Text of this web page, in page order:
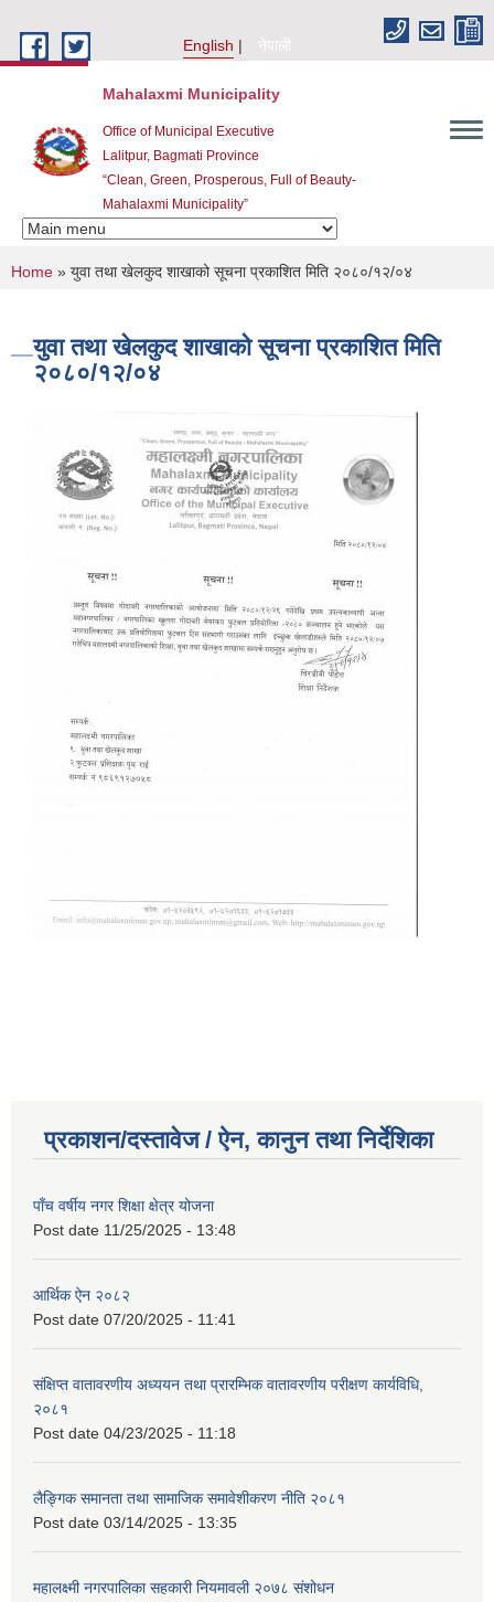
English
नेपाली
Mahalaxmi Municipality
Office of Municipal Executive
Lalitpur, Bagmati Province
“Clean, Green, Prosperous, Full of Beauty-
Mahalaxmi Municipality”
You are here
Home » युवा तथा खेलकुद शाखाको सूचना प्रकाशित मिति २०८०/१२/०४
युवा तथा खेलकुद शाखाको सूचना प्रकाशित मिति
२०८०/१२/०४
प्रकाशन/दस्तावेज / ऐन, कानुन तथा निर्देशिका
पाँच वर्षीय नगर शिक्षा क्षेत्र योजना
Post date 11/25/2025 - 13:48
आर्थिक ऐन २०८२
Post date 07/20/2025 - 11:41
संक्षिप्त वातावरणीय अध्ययन तथा प्रारम्भिक वातावरणीय परीक्षण कार्यविधि,
२०८१
Post date 04/23/2025 - 11:18
लैङ्गिक समानता तथा सामाजिक समावेशीकरण नीति २०८१
Post date 03/14/2025 - 13:35
महालक्ष्मी नगरपालिका सहकारी नियमावली २०७८ संशोधन